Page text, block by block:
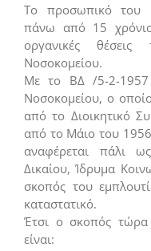
Το προσωπικό του
πάνω από 15
οργανικές
Νοσοκομείου.
Με το ΒΔ /5-2-1957
Νοσοκομείου, ο
από το Διοικητικό
από το Μάιο του
αναφέρεται πάλι
Δικαίου, Ίδρυμα
σκοπός του
καταστατικό.
Έτσι ο σκοπός τώρα
είναι: